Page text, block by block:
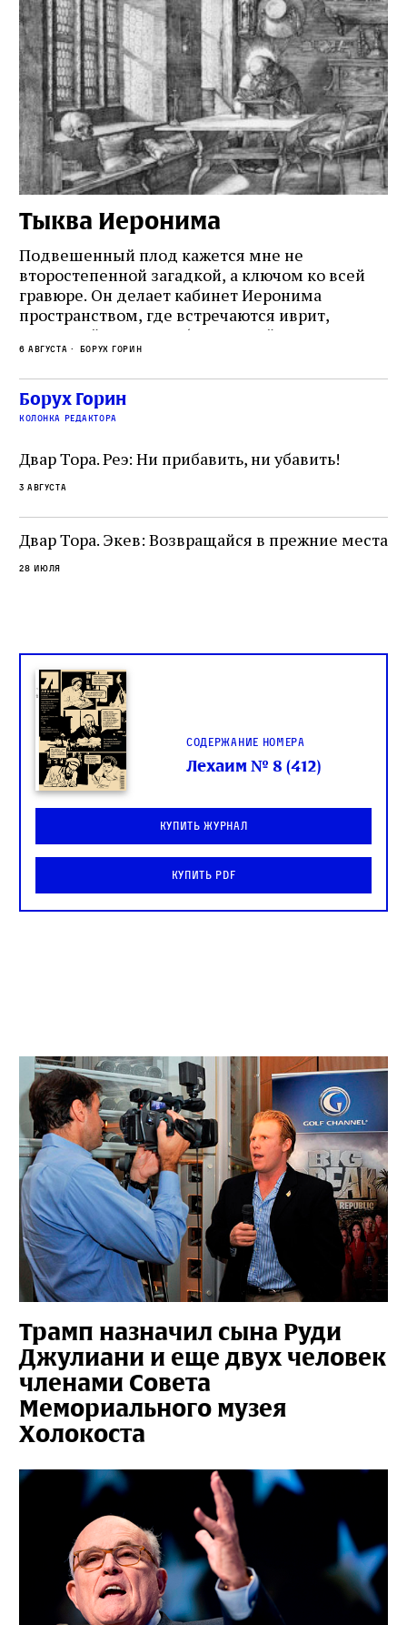
Тыква Иеронима
Подвешенный плод кажется мне не
второстепенной загадкой, а ключом ко всей
гравюре. Он делает кабинет Иеронима
пространством, где встречаются иврит,
греческий и латынь; буквальный смысл и
церковная традиция; филологическая
точность и понятность; переводчик,
убеждённый в необходимости исправления, и
читатель, воспринимающий исправление как
не просто покровитель переводчиков,
окружённый книгами. Перед нами человек,
одно решение которого вызвало возмущение
целой общины и стало частью многовекового
спора о том, кому принадлежит последнее
слово в переводе Библии
6 августа Борух Горин
Борух Горин
колонка редактора
Двар Тора. Реэ: Ни прибавить, ни убавить!
3 августа
Двар Тора. Экев: Возвращайся в прежние места
28 июля
Содержание номера
Лехаим № 8 (412)
Купить журнал
Купить PDF
Трамп назначил сына Руди
Джулиани и еще двух человек
членами Совета
Мемориального музея
Холокоста